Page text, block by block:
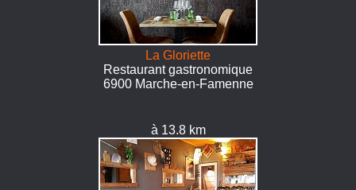
La Gloriette
Restaurant gastronomique
6900 Marche-en-Famenne
à 13.8 km